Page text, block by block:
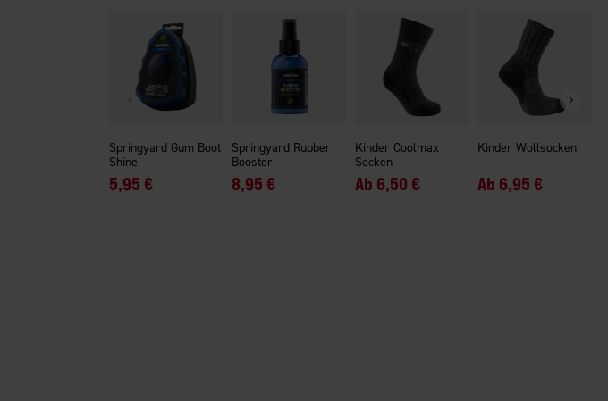
Springyard Gum Boot
Shine
5,95 €
Springyard Rubber
Booster
8,95 €
Kinder Coolmax
Socken
Ab 6,50 €
Kinder Wollsocken
Ab 6,95 €